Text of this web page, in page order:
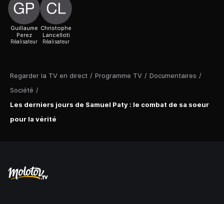
Regarder la TV en direct / Programme TV / Documentaires /
Société /
Les derniers jours de Samuel Paty : le combat de sa soeur
pour la vérité
Guillaume
Perez
Réalisateur
Christophe
Lancelloti
Réalisateur